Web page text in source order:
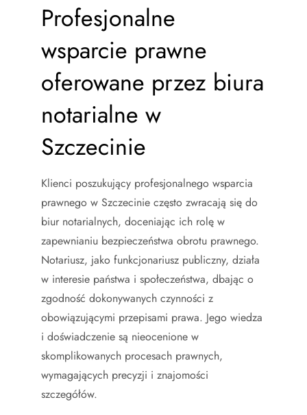
Profesjonalne
wsparcie prawne
oferowane przez biura
notarialne w
Szczecinie
Klienci poszukujący profesjonalnego wsparcia
prawnego w Szczecinie często zwracają się do
biur notarialnych, doceniając ich rolę w
zapewnianiu bezpieczeństwa obrotu prawnego.
Notariusz, jako funkcjonariusz publiczny, działa
w interesie państwa i społeczeństwa, dbając o
zgodność dokonywanych czynności z
obowiązującymi przepisami prawa. Jego wiedza
i doświadczenie są nieocenione w
skomplikowanych procesach prawnych,
wymagających precyzji i znajomości
szczegółów.